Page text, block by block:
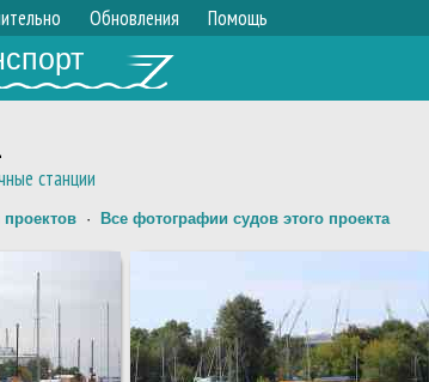
Обновления Помощь
станции
проектов · Все фотографии судов этого проекта